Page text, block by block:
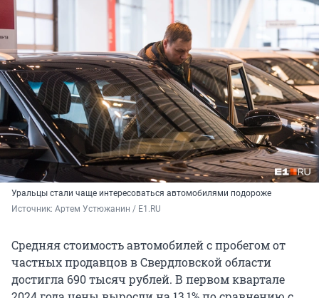
Уральцы стали чаще интересоваться автомобилями подороже
Источник: Артем Устюжанин / E1.RU
Средняя стоимость автомобилей с пробегом от
частных продавцов в Свердловской области
достигла 690 тысяч рублей. В первом квартале